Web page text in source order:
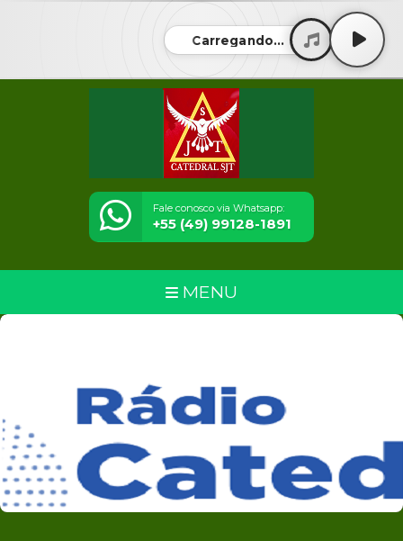
Carregando...
Fale conosco via Whatsapp:
+55 (49) 99128-1891
MENU